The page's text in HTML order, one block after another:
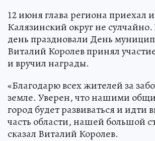
12 июня глава региона приехал
Калязинcкий округ не
день праздновали День
Виталий Королев принял
и вручил награды.
«Благодарю всех жителей за
земле. Уверен, что нашими
город будет развиваться и идти
часть области, нашей большой
сказал Виталий Королев.